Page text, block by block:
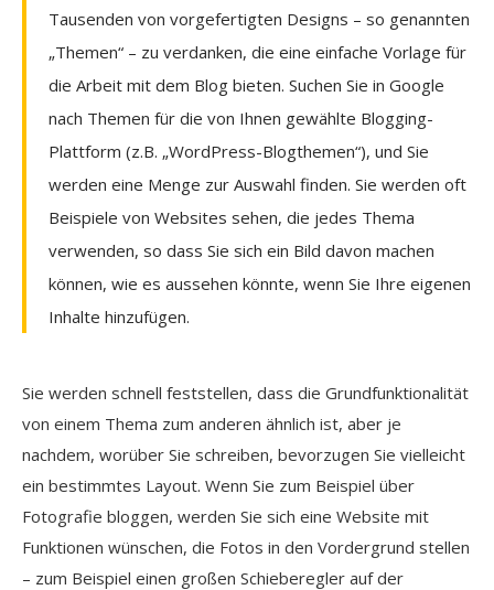
Tausenden von vorgefertigten Designs – so genannten
„Themen“ – zu verdanken, die eine einfache Vorlage für
die Arbeit mit dem Blog bieten. Suchen Sie in Google
nach Themen für die von Ihnen gewählte Blogging-
Plattform (z.B. „WordPress-Blogthemen“), und Sie
werden eine Menge zur Auswahl finden. Sie werden oft
Beispiele von Websites sehen, die jedes Thema
verwenden, so dass Sie sich ein Bild davon machen
können, wie es aussehen könnte, wenn Sie Ihre eigenen
Inhalte hinzufügen.
Sie werden schnell feststellen, dass die Grundfunktionalität
von einem Thema zum anderen ähnlich ist, aber je
nachdem, worüber Sie schreiben, bevorzugen Sie vielleicht
ein bestimmtes Layout. Wenn Sie zum Beispiel über
Fotografie bloggen, werden Sie sich eine Website mit
Funktionen wünschen, die Fotos in den Vordergrund stellen
– zum Beispiel einen großen Schieberegler auf der